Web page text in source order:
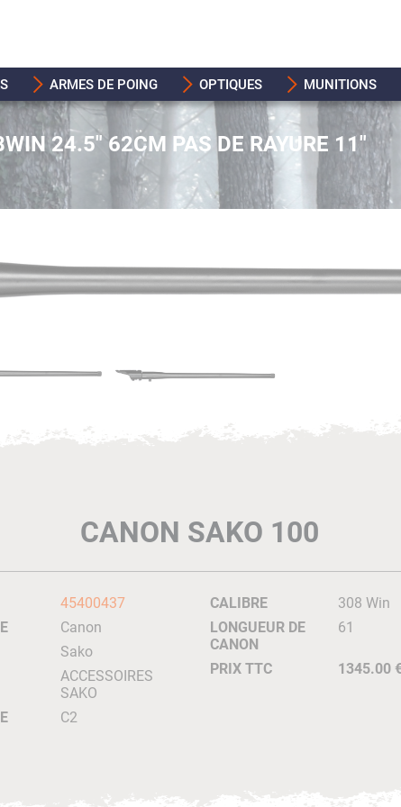
ARMES DE POING OPTIQUES MUNITIONS
24.5" 62CM PAS DE RAYURE 11"
CANON SAKO 100
45400437
Canon
Sako
ACCESSOIRES
SAKO
C2
CALIBRE
308 Win
LONGUEUR DE
CANON
61
PRIX TTC 1345.00